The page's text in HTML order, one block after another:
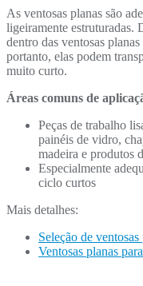
As ventosas planas são
ligeiramente estruturadas.
dentro das ventosas planas
portanto, elas podem
muito curto.
Áreas comuns de
Peças de trabalho
painéis de vidro,
madeira e produtos
Especialmente
ciclo curtos
Mais detalhes:
Seleção de ventosas
Ventosas planas